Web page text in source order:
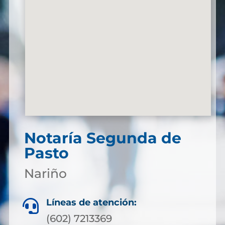
Notaría Segunda de
Pasto
Nariño
 Líneas de atención:
(602) 7213369